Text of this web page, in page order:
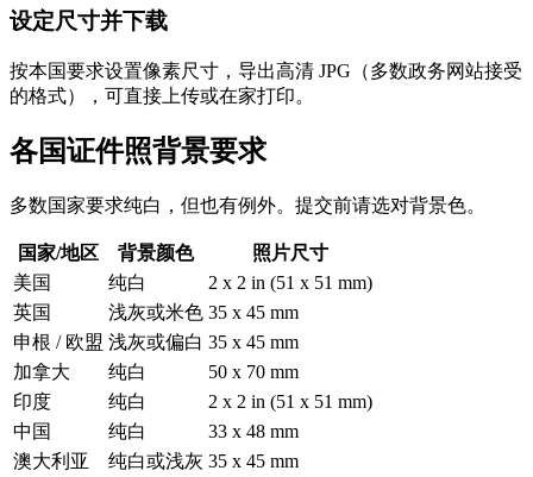
设定尺寸并下载
按本国要求设置像素尺寸，导出高清 JPG（多数政务网站接受
的格式），可直接上传或在家打印。
各国证件照背景要求
多数国家要求纯白，但也有例外。提交前请选对背景色。
国家/地区 背景颜色
照片尺寸
美国
纯白
2 x 2 in (51 x 51 mm)
英国
浅灰或米色 35 x 45 mm
申根 / 欧盟 浅灰或偏白 35 x 45 mm
加拿大
纯白
50 x 70 mm
印度
纯白
2 x 2 in (51 x 51 mm)
中国
纯白
33 x 48 mm
澳大利亚
纯白或浅灰 35 x 45 mm